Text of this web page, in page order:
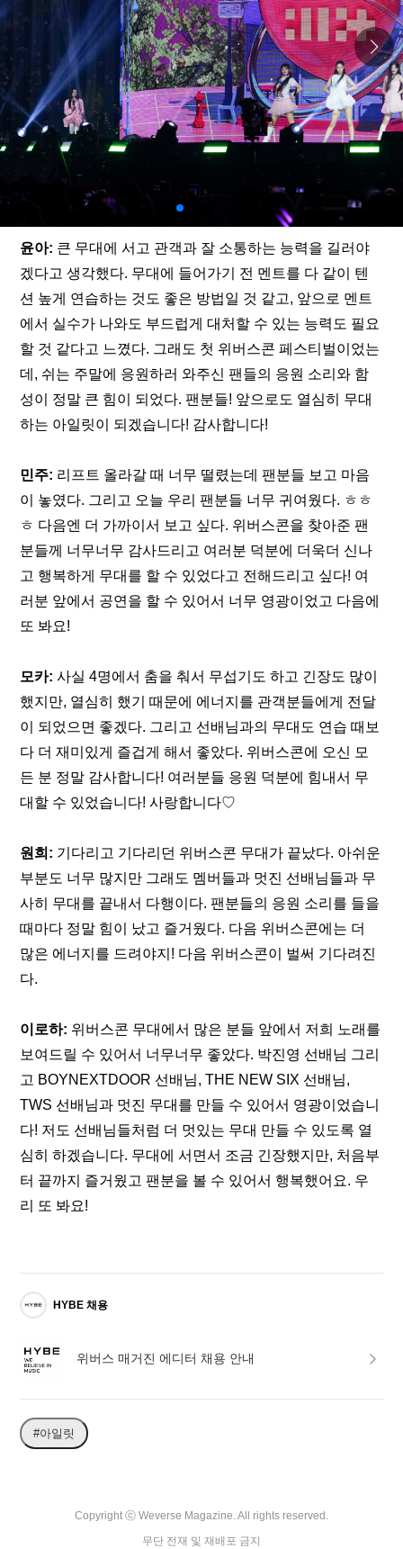
윤아: 큰 무대에 서고 관객과 잘 소통하는 능력을 길러야
겠다고 생각했다. 무대에 들어가기 전 멘트를 다 같이 텐
션 높게 연습하는 것도 좋은 방법일 것 같고, 앞으로 멘트
에서 실수가 나와도 부드럽게 대처할 수 있는 능력도 필요
할 것 같다고 느꼈다. 그래도 첫 위버스콘 페스티벌이었는
데, 쉬는 주말에 응원하러 와주신 팬들의 응원 소리와 함
성이 정말 큰 힘이 되었다. 팬분들! 앞으로도 열심히 무대
하는 아일릿이 되겠습니다! 감사합니다!
민주: 리프트 올라갈 때 너무 떨렸는데 팬분들 보고 마음
이 놓였다. 그리고 오늘 우리 팬분들 너무 귀여웠다. ㅎㅎ
ㅎ 다음엔 더 가까이서 보고 싶다. 위버스콘을 찾아준 팬
분들께 너무너무 감사드리고 여러분 덕분에 더욱더 신나
고 행복하게 무대를 할 수 있었다고 전해드리고 싶다! 여
러분 앞에서 공연을 할 수 있어서 너무 영광이었고 다음에
또 봐요!
모카: 사실 4명에서 춤을 춰서 무섭기도 하고 긴장도 많이
했지만, 열심히 했기 때문에 에너지를 관객분들에게 전달
이 되었으면 좋겠다. 그리고 선배님과의 무대도 연습 때보
다 더 재미있게 즐겁게 해서 좋았다. 위버스콘에 오신 모
든 분 정말 감사합니다! 여러분들 응원 덕분에 힘내서 무
대할 수 있었습니다! 사랑합니다♡
원희: 기다리고 기다리던 위버스콘 무대가 끝났다. 아쉬운
부분도 너무 많지만 그래도 멤버들과 멋진 선배님들과 무
사히 무대를 끝내서 다행이다. 팬분들의 응원 소리를 들을
때마다 정말 힘이 났고 즐거웠다. 다음 위버스콘에는 더
많은 에너지를 드려야지! 다음 위버스콘이 벌써 기다려진
다.
이로하: 위버스콘 무대에서 많은 분들 앞에서 저희 노래를
보여드릴 수 있어서 너무너무 좋았다. 박진영 선배님 그리
고 BOYNEXTDOOR 선배님, THE NEW SIX 선배님,
TWS 선배님과 멋진 무대를 만들 수 있어서 영광이었습니
다! 저도 선배님들처럼 더 멋있는 무대 만들 수 있도록 열
심히 하겠습니다. 무대에 서면서 조금 긴장했지만, 처음부
터 끝까지 즐거웠고 팬분을 볼 수 있어서 행복했어요. 우
리 또 봐요!
HYBE 채용
위버스 매거진 에디터 채용 안내
#아일릿
Copyright ⓒ Weverse Magazine. All rights reserved.
무단 전재 및 재배포 금지